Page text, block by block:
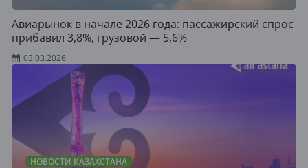
Авиарынок в начале 2026 года: пассажирский спрос
прибавил 3,8%, грузовой — 5,6%
03.03.2026
НОВОСТИ КАЗАХСТАНА